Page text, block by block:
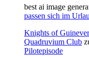
best ai image
passen sich im
Knights of
Quadruvium Club
Pilotepisode